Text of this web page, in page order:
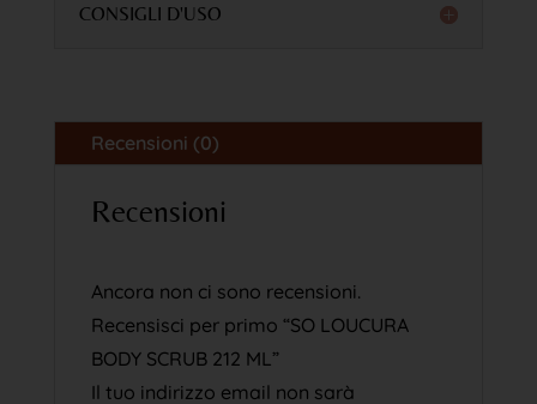
CONSIGLI D'USO
Recensioni (0)
Recensioni
Ancora non ci sono recensioni.
Recensisci per primo “SO LOUCURA
BODY SCRUB 212 ML”
Il tuo indirizzo email non sarà